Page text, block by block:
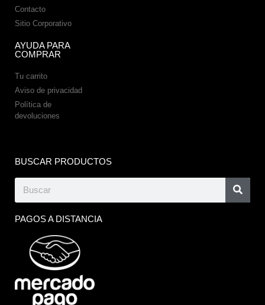
Contacto
Sitio Corporativo
AYUDA PARA
COMPRAR
Tu carrito
Aviso de privacidad
Política de
devoluciones
BUSCAR PRODUCTOS
PAGOS A DISTANCIA